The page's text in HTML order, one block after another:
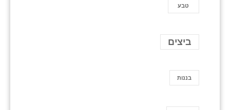
טבע
ביצים
בננות